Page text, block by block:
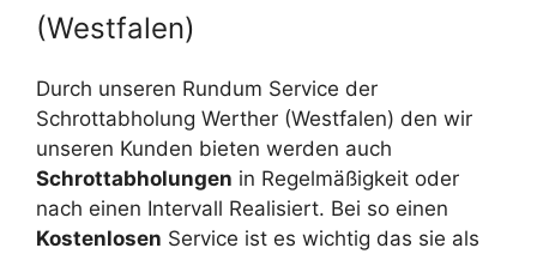
(Westfalen)
Durch unseren Rundum Service der
Schrottabholung Werther (Westfalen) den wir
unseren Kunden bieten werden auch
Schrottabholungen in Regelmäßigkeit oder
nach einen Intervall Realisiert. Bei so einen
Kostenlosen Service ist es wichtig das sie als